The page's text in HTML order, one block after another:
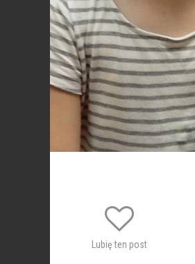
Lubię ten post